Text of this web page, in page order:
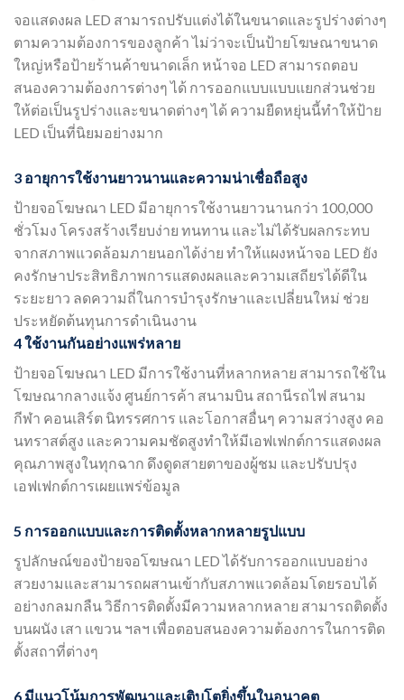
จอแสดงผล LED สามารถปรับแต่งได้ในขนาดและรูปร่างต่างๆ
ตามความต้องการของลูกค้า ไม่ว่าจะเป็นป้ายโฆษณาขนาด
ใหญ่หรือป้ายร้านค้าขนาดเล็ก หน้าจอ LED สามารถตอบ
สนองความต้องการต่างๆ ได้ การออกแบบแบบแยกส่วนช่วย
ให้ต่อเป็นรูปร่างและขนาดต่างๆ ได้ ความยืดหยุ่นนี้ทำให้ป้าย
LED เป็นที่นิยมอย่างมาก
3 อายุการใช้งานยาวนานและความน่าเชื่อถือสูง
ป้ายจอโฆษณา LED มีอายุการใช้งานยาวนานกว่า 100,000
ชั่วโมง โครงสร้างเรียบง่าย ทนทาน และไม่ได้รับผลกระทบ
จากสภาพแวดล้อมภายนอกได้ง่าย ทำให้แผงหน้าจอ LED ยัง
คงรักษาประสิทธิภาพการแสดงผลและความเสถียรได้ดีใน
ระยะยาว ลดความถี่ในการบำรุงรักษาและเปลี่ยนใหม่ ช่วย
ประหยัดต้นทุนการดำเนินงาน
4 ใช้งานกันอย่างแพร่หลาย
ป้ายจอโฆษณา LED มีการใช้งานที่หลากหลาย สามารถใช้ใน
โฆษณากลางแจ้ง ศูนย์การค้า สนามบิน สถานีรถไฟ สนาม
กีฬา คอนเสิร์ต นิทรรศการ และโอกาสอื่นๆ ความสว่างสูง คอ
นทราสต์สูง และความคมชัดสูงทำให้มีเอฟเฟกต์การแสดงผล
คุณภาพสูงในทุกฉาก ดึงดูดสายตาของผู้ชม และปรับปรุง
เอฟเฟกต์การเผยแพร่ข้อมูล
5 การออกแบบและการติดตั้งหลากหลายรูปแบบ
รูปลักษณ์ของป้ายจอโฆษณา LED ได้รับการออกแบบอย่าง
สวยงามและสามารถผสานเข้ากับสภาพแวดล้อมโดยรอบได้
อย่างกลมกลืน วิธีการติดตั้งมีความหลากหลาย สามารถติดตั้ง
บนผนัง เสา แขวน ฯลฯ เพื่อตอบสนองความต้องการในการติด
ตั้งสถาที่ต่างๆ
6 มีแนวโน้มการพัฒนาและเติบโตยิ่งขึ้นในอนาคต